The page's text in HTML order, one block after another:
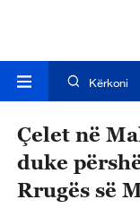
Kërkoni
Çelet në
duke
Rrugës së